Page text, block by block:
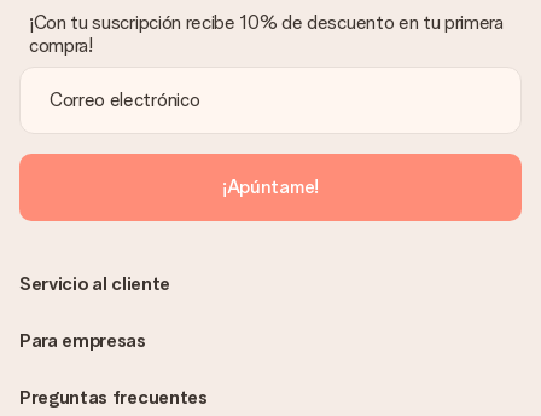
asunto contigo. Ponte en contacto con nuestro equipo de
atención al cliente por teléfono, correo electrónico o chat y
buscaremos una solución adecuada para ti.
¿Se envía la factura junto con el pedido?
La factura y cualquier otra información relativa a tu regalo se
enviará únicamente por correo electrónico. El regalo se enviará
sin ninguna información adicional Así, evitaremos que la
persona que recibe el regalo la vea. ¡No le enviaremos nada
más que su increíble regalo! ¿Quieres que sepa quién se lo
¡Con tu suscripción recibe 10% de descuento en tu primera
compra!
¡Apúntame!
Preguntas frecuentes
Servicio al cliente
Para empresas